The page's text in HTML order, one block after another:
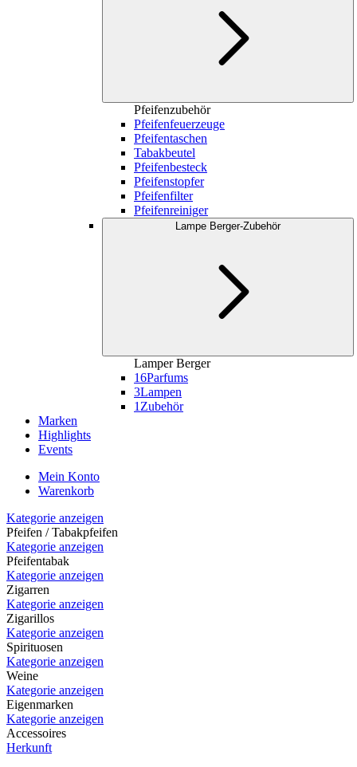
Pfeifenzubehör
Pfeifenfeuerzeuge
Pfeifentaschen
Tabakbeutel
Pfeifenbesteck
Pfeifenstopfer
Pfeifenfilter
Pfeifenreiniger
Lampe Berger-Zubehör
Lamper Berger
16Parfums
3Lampen
1 Zubehör
Marken
Highlights
Events
Mein Konto
Warenkorb
Kategorie anzeigen
Pfeifen / Tabakpfeifen
Kategorie anzeigen
Pfeifentabak
Kategorie anzeigen
Zigarren
Kategorie anzeigen
Zigarillos
Kategorie anzeigen
Spirituosen
Kategorie anzeigen
Weine
Kategorie anzeigen
Eigenmarken
Kategorie anzeigen
Accessoires
Herkunft